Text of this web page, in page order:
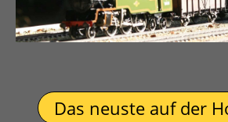
Das neuste auf der